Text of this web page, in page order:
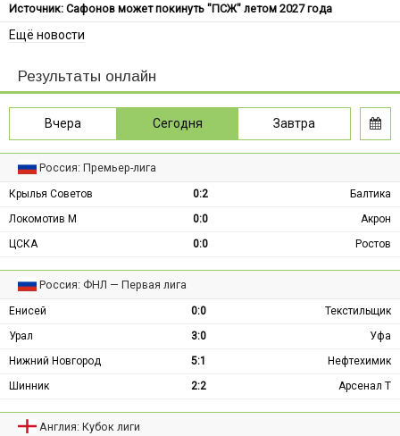
Источник: Сафонов может покинуть "ПСЖ" летом 2027 года
Ещё новости
Результаты онлайн
Вчера Сегодня Завтра
Россия: Премьер-лига
Крылья Советов 0:2
Балтика
Локомотив М
0:0
Акрон
ЦСКА
0:0 Ростов
Россия: ФНЛ — Первая лига
Енисей 0:0
Текстильщик
Урал
3:0
Уфа
Нижний Новгород
5:1
Нефтехимик
Шинник
2:2 Арсенал Т
Англия: Кубок лиги